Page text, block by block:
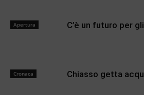
Apertura C’è un futuro per
Cronaca Chiasso getta